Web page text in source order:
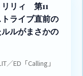
リリィ 第11
ライブ直前の
ルがまさかの
／ED「Calling」